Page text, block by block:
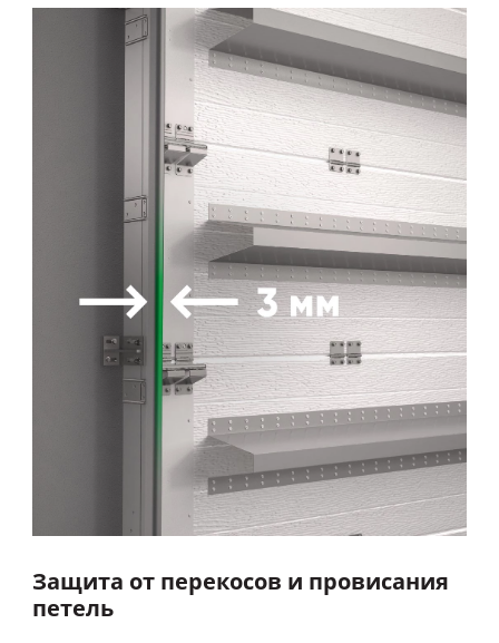
Защита от перекосов и провисания
петель